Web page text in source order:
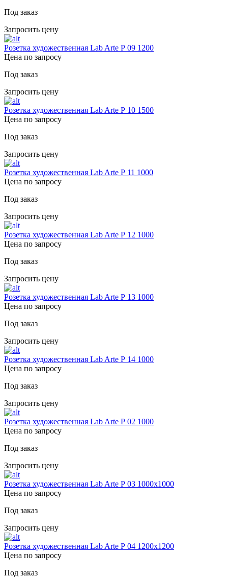
Под заказ
Запросить цену
Розетка художественная Lab Arte Р 09 1200
Цена по запросу
Под заказ
Запросить цену
Розетка художественная Lab Arte Р 10 1500
Цена по запросу
Под заказ
Запросить цену
Розетка художественная Lab Arte Р 11 1000
Цена по запросу
Под заказ
Запросить цену
Розетка художественная Lab Arte Р 12 1000
Цена по запросу
Под заказ
Запросить цену
Розетка художественная Lab Arte Р 13 1000
Цена по запросу
Под заказ
Запросить цену
Розетка художественная Lab Arte Р 14 1000
Цена по запросу
Под заказ
Запросить цену
Розетка художественная Lab Arte Р 02 1000
Цена по запросу
Под заказ
Запросить цену
Розетка художественная Lab Arte Р 03 1000х1000
Цена по запросу
Под заказ
Запросить цену
Розетка художественная Lab Arte Р 04 1200х1200
Цена по запросу
Под заказ